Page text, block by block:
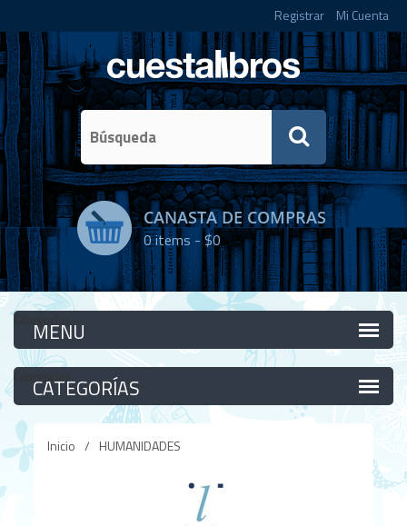
Registrar Mi Cuenta
CANASTA DE COMPRAS
0items -$0
Categorías
Categorías
Inicio / HUMANIDADES